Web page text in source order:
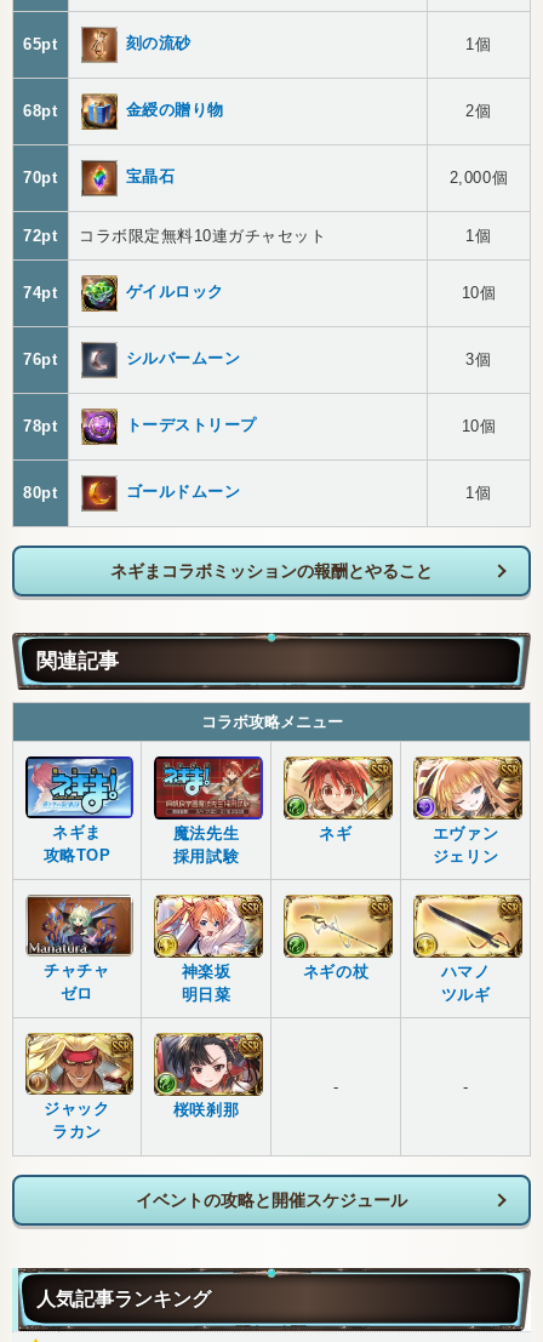
65pt 刻の流砂 1個
68pt 金綬の贈り物 2個
70pt 宝晶石 2,000個
72pt コラボ限定無料10連ガチャセット 1個
74pt ゲイルロック 10個
76pt シルバームーン 3個
78pt トーデストリープ 10個
80pt ゴールドムーン 1個
ネギまコラボミッションの報酬とやること
関連記事
コラボ攻略メニュー
ネギま
攻略TOP
魔法先生
採用試験
ネギ
エヴァン
ジェリン
チャチャ
ゼロ
神楽坂
明日菜
ネギの杖
ハマノ
ツルギ
ジャック
ラカン
桜咲刹那
- -
イベントの攻略と開催スケジュール
人気記事ランキング